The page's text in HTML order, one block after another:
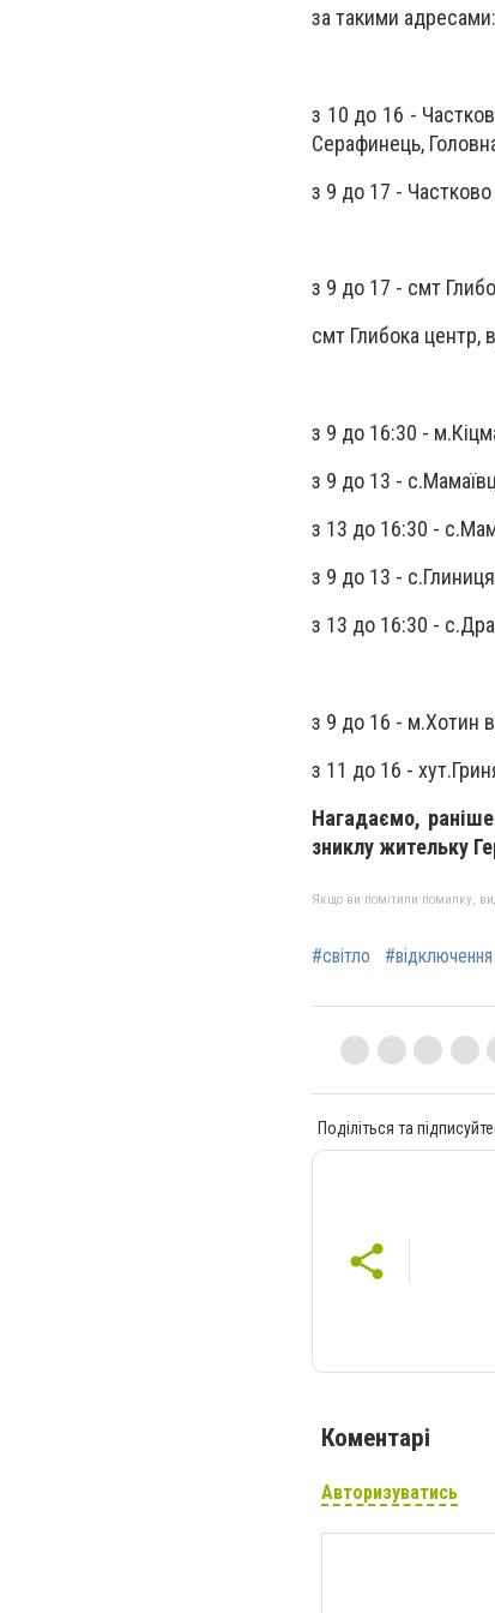
за такими адресами:
з 10 до 16 -
Серафинець,
з 9 до 17 -
з 9 до 17 - смт
смт Глибока центр,
з 9 до 16:30 -
з 9 до 13 -
з 13 до 16:30 -
з 9 до 13 -
з 13 до 16:30 -
з 9 до 16 - м.Хотин
з 11 до 16 -
Нагадаємо,
зниклу жительку
Якщо ви помітили помилку,
#світло #відключення
Поділіться та
Коментарі
Авторизуватись